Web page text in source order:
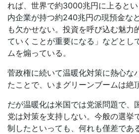
れば、世界で約3000兆円に上ると
内企業が持つ約240兆円の現預金な
も欠かせない。投資を呼び込む魅力
ていくことが重要になる」などとし
ムを煽っている。
菅政権に続いて温暖化対策に熱心な
たことで、いまグリーンブームは絶
だが温暖化は米国では党派問題で、
党は対策を支持しない。今般の選挙
制したといっても、何れも僅差であ